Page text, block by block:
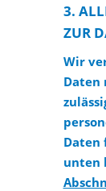
3.
ZUR
Wir
Daten
Daten
unten